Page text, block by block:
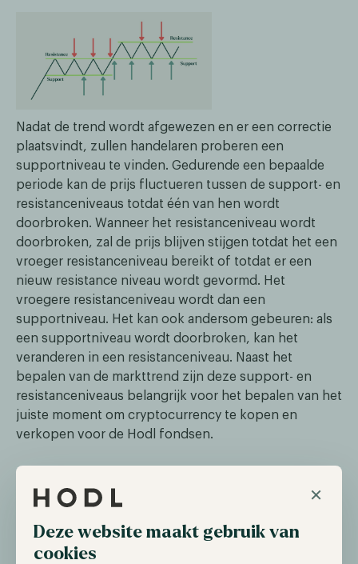
×
Deze website maakt gebruik van
cookies
Nadat de trend wordt afgewezen en er een correctie
plaatsvindt, zullen handelaren proberen een
supportniveau te vinden. Gedurende een bepaalde
periode kan de prijs fluctueren tussen de support- en
resistanceniveaus totdat één van hen wordt
doorbroken. Wanneer het resistanceniveau wordt
doorbroken, zal de prijs blijven stijgen totdat het een
vroeger resistanceniveau bereikt of totdat er een
nieuw resistance niveau wordt gevormd. Het
vroegere resistanceniveau wordt dan een
supportniveau. Het kan ook andersom gebeuren: als
een supportniveau wordt doorbroken, kan het
veranderen in een resistanceniveau. Naast het
bepalen van de markttrend zijn deze support- en
resistanceniveaus belangrijk voor het bepalen van het
juiste moment om cryptocurrency te kopen en
verkopen voor de Hodl fondsen.
Trendlijnen
gewenste periode, is het mogelijk om een opwaartse
of neerwaartse trend te identificeren. Vervolgens kan